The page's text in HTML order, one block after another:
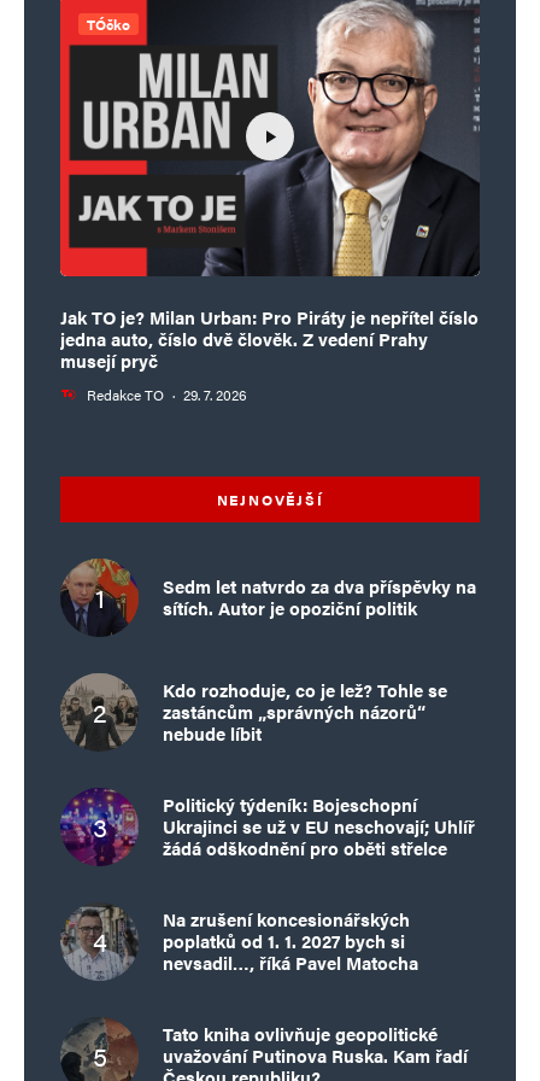
TÓčko
Jak TO je? Milan Urban: Pro Piráty je nepřítel číslo
jedna auto, číslo dvě člověk. Z vedení Prahy
musejí pryč
Redakce TO · 29. 7. 2026
NEJNOVĚJŠÍ
Sedm let natvrdo za dva příspěvky na
sítích. Autor je opoziční politik
Kdo rozhoduje, co je lež? Tohle se
zastáncům „správných názorů“
nebude líbit
Politický týdeník: Bojeschopní
Ukrajinci se už v EU neschovají; Uhlíř
žádá odškodnění pro oběti střelce
Na zrušení koncesionářských
poplatků od 1. 1. 2027 bych si
nevsadil…, říká Pavel Matocha
Tato kniha ovlivňuje geopolitické
uvažování Putinova Ruska. Kam řadí